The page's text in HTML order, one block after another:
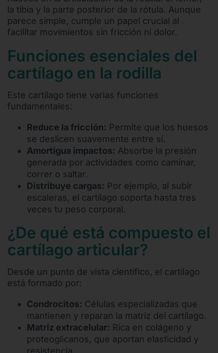
la tibia y la parte posterior de la rótula. Aunque
parece simple, cumple un papel crucial al
facilitar movimientos sin fricción ni dolor.
Funciones esenciales del
cartílago en la rodilla
Este cartílago tiene varias funciones
fundamentales:
Reduce la fricción: Permite que los huesos
se deslicen suavemente entre sí.
Amortigua impactos: Absorbe la presión
generada por actividades como caminar,
correr o saltar.
Distribuye cargas: Por ejemplo, al subir
escaleras, el cartílago soporta hasta tres
veces tu peso corporal.
¿De qué está compuesto el
cartílago articular?
Desde un punto de vista científico, el cartílago
está formado por:
Condrocitos: Células especializadas que
mantienen y reparan la matriz del cartílago.
Matriz extracelular: Rica en colágeno y
proteoglicanos, que aportan elasticidad y